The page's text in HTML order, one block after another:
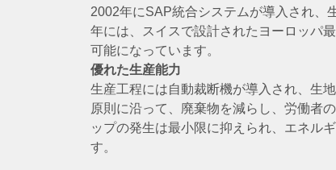
2002年にSAP統合システムが導入され、
年には、スイスで設計されたヨーロッパ
可能になっています。
優れた生産能力
生産工程には自動裁断機が導入され、生
原則に沿って、廃棄物を減らし、労働者
ップの発生は最小限に抑えられ、エネル
す。